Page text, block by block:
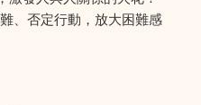
、否定行動，放大困難感